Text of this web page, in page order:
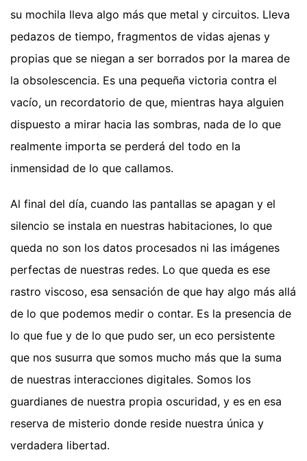
su mochila lleva algo más que metal y circuitos. Lleva
pedazos de tiempo, fragmentos de vidas ajenas y
propias que se niegan a ser borrados por la marea de
la obsolescencia. Es una pequeña victoria contra el
vacío, un recordatorio de que, mientras haya alguien
dispuesto a mirar hacia las sombras, nada de lo que
realmente importa se perderá del todo en la
inmensidad de lo que callamos.
Al final del día, cuando las pantallas se apagan y el
silencio se instala en nuestras habitaciones, lo que
queda no son los datos procesados ni las imágenes
perfectas de nuestras redes. Lo que queda es ese
rastro viscoso, esa sensación de que hay algo más allá
de lo que podemos medir o contar. Es la presencia de
lo que fue y de lo que pudo ser, un eco persistente
que nos susurra que somos mucho más que la suma
de nuestras interacciones digitales. Somos los
guardianes de nuestra propia oscuridad, y es en esa
reserva de misterio donde reside nuestra única y
verdadera libertad.